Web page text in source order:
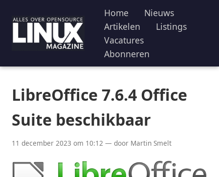
Home
Nieuws
Artikelen
Listings
Vacatures
Abonneren
LibreOffice 7.6.4 Office
Suite beschikbaar
11 december 2023 om 10:12 — door Martin Smelt